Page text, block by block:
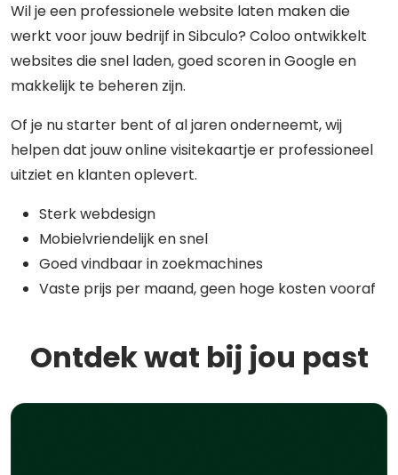
Wil je een professionele website laten maken die
werkt voor jouw bedrijf in Sibculo? Coloo ontwikkelt
websites die snel laden, goed scoren in Google en
makkelijk te beheren zijn.
Of je nu starter bent of al jaren onderneemt, wij
helpen dat jouw online visitekaartje er professioneel
uitziet en klanten oplevert.
Sterk webdesign
Mobielvriendelijk en snel
Goed vindbaar in zoekmachines
Vaste prijs per maand, geen hoge kosten vooraf
Ontdek wat bij jou past